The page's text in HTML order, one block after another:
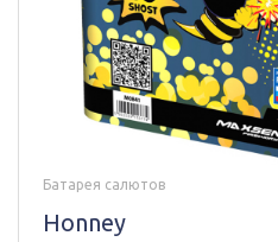
Батарея салютов
Honney